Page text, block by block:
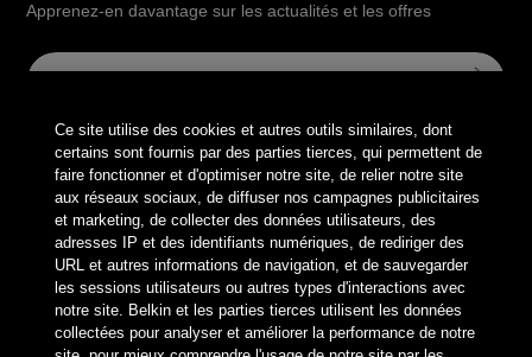
Produits
Entreprise
Apprenez-en davantage sur les actualités et les offres
Belkin Twitter
Belkin Facebook
Belkin Instagram
Belkin LinkedIn
Belkin Youtube
Belkin TikTok
Ce site utilise des cookies et autres outils similaires, dont
certains sont fournis par des parties tierces, qui permettent de
faire fonctionner et d'optimiser notre site, de relier notre site
aux réseaux sociaux, de diffuser nos campagnes publicitaires
et marketing, de collecter des données utilisateurs, des
adresses IP et des identifiants numériques, de rediriger des
URL et autres informations de navigation, et de sauvegarder
les sessions utilisateurs ou autres types d'interactions avec
notre site. Belkin et les parties tierces utilisent les données
collectées pour analyser et améliorer la performance de notre